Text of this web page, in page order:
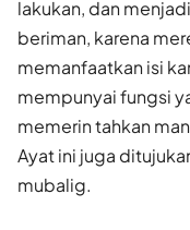
lakukan, dan
beriman, karena
memanfaatkan isi
mempunyai fungsi
memerin tahkan
Ayat ini juga
mubalig.